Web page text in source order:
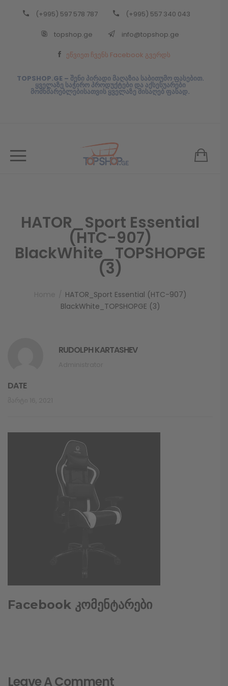
(+995) 597 578 787 (+995) 557 340 043
topshop.ge info@topshop.ge
ეწვიეთ ჩვენს Facebook გვერდს
TOPSHOP.GE – შენი პირადი მაღაზია საბითუმო ფასებით.
ყველაზე საჭირო პროდუქტები და აქსესუარები
მომხმარებლებისათვის ყველაზე მისაღებ ფასად.
HATOR_Sport Essential
(HTC-907)
BlackWhite_TOPSHOPGE
(3)
HATOR_Sport Essential (HTC-907)
BlackWhite_TOPSHOPGE (3)
RUDOLPH KARTASHEV
DATE
Facebook კომენტარები
Leave A Comment
Back